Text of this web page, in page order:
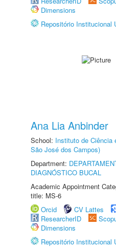
Dimensions
Repositório Institucional
Ana Lia Anbinder
School: Instituto de Ciência
São José dos Campos)
Department:
DIAGNÓSTICO BUCAL
Academic Appointment
title: MS-6
Orcid
CV Lattes
ResearcherID
Dimensions
Repositório Institucional